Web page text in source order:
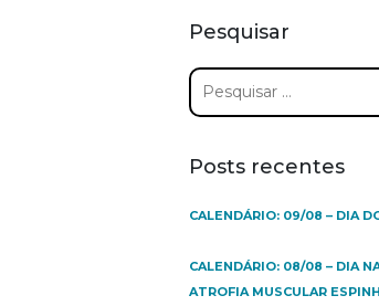
Pesquisar
Pesquisar
por:
Posts recentes
CALENDÁRIO: 09/08 – DIA
CALENDÁRIO: 08/08 – DIA
ATROFIA MUSCULAR